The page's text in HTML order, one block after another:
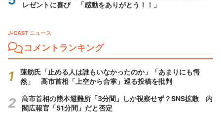
レゼントに喜び 「感動をありがとう！！」
J-CAST ニュース
コメントランキング
蓮舫氏「止める人は誰もいなかったのか」「あまりにも愕
然」 高市首相「上空から合掌」巡る投稿を批判
高市首相の熊本避難所「3分間」しか視察せず？SNS拡散 内
閣広報官「51分間」だと否定